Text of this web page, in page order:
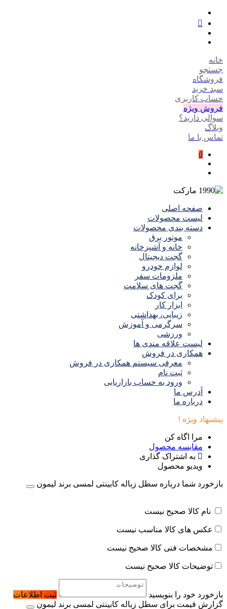
خانه
جستجو
فروشگاه
سبد خرید
حساب کاربری
فروش ویژه
سوالی دارید؟
وبلاگ
تماس با ما
0
صفحه اصلی
لیست محصولات
دسته بندی محصولات
موتور برق
خانه و آشپزخانه
گجت دیجیتال
لوازم خودرو
ملزومات سفر
گجت های سلامت
برای کودک
ابزار کار
زیبایی، بهداشتی
سرگرمی و آموزش
ورزشی
لیست علاقه مندی ها
همکاری در فروش
معرفی سیستم همکاری در فروش
ثبت نام
ورود به حساب بازاریابی
آدرس ما
درباره ما
پیشنهاد ویژه !
مرا اگاه کن
مقایسه محصول
به اشتراک گذاری
ویدیو محصول
بازخورد شما درباره سطل زباله کابینتی لمسی برند لیمون
نام کالا صحیح نیست
عکس های کالا مناسب نیست
مشخصات فنی کالا صحیح نیست
توضیحات کالا صحیح نیست
بازخورد خود را بنویسید
ثبت اطلاعات
گزارش قیمت برای سطل زباله کابینتی لمسی برند لیمون